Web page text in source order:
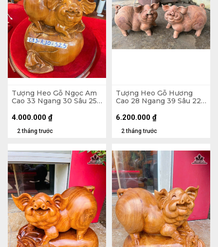
Tượng Heo Gỗ Ngọc Am
Cao 33 Ngang 30 Sâu 25
2 tháng trước
4.000.000 ₫
Tượng Heo Gỗ Hương
Cao 28 Ngang 39 Sâu 22
2 tháng trước
6.200.000 ₫